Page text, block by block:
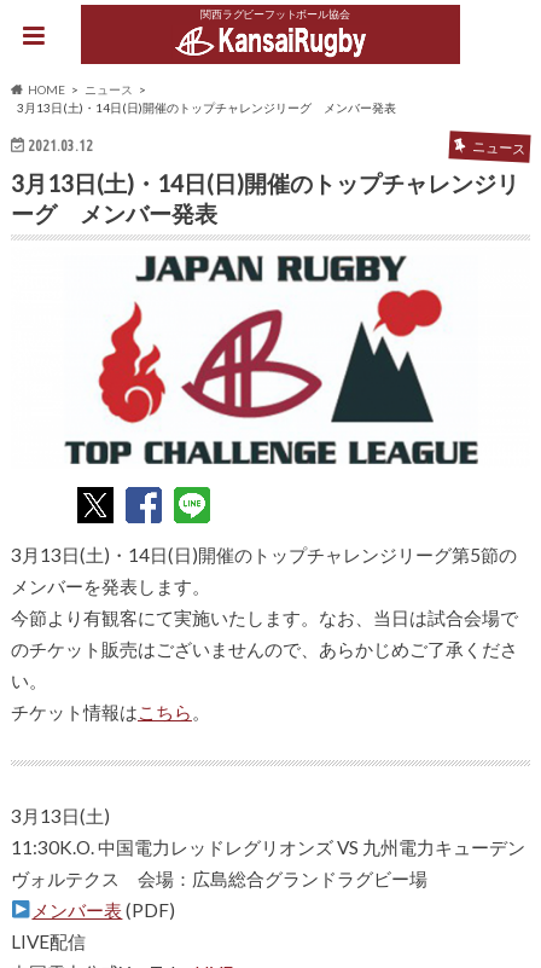
関西ラグビーフットボール協会
HOME
ニュース
3月13日(土)・14日(日)開催のトップチャレンジリーグ メンバー発表
2021.03.12 ニュース
3月13日(土)・14日(日)開催のトップチャレンジリ
ーグ メンバー発表
3月13日(土)・14日(日)開催のトップチャレンジリーグ第5節の
メンバーを発表します。
今節より有観客にて実施いたします。なお、当日は試合会場で
のチケット販売はございませんので、あらかじめご了承くださ
い。
チケット情報はこちら 。
3月13日(土)
11:30K.O. 中国電力レッドレグリオンズ VS 九州電力キューデン
ヴォルテクス 会場：広島総合グランドラグビー場
メンバー表(PDF)
LIVE配信